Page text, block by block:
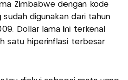
Zimbabwe dengan kode
sudah digunakan dari tahun
Dollar lama ini terkenal
satu hiperinflasi terbesar